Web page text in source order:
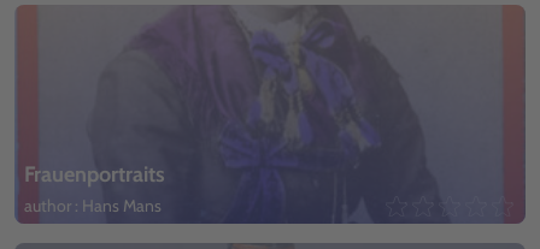
Frauenportraits
author : Hans Mans